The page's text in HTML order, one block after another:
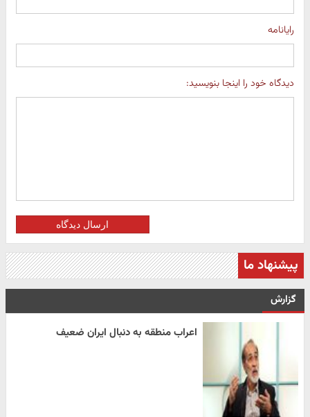
رایانامه
دیدگاه خود را اینجا بنویسید:
ارسال دیدگاه
پیشنهاد ما
گزارش
اعراب منطقه به دنبال ایران ضعیف